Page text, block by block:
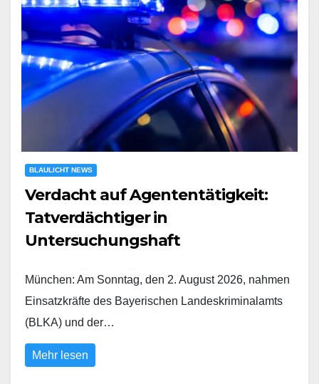
BLAULICHT NEWS
Verdacht auf Agententätigkeit:
Tatverdächtiger in
Untersuchungshaft
München: Am Sonntag, den 2. August 2026, nahmen
Einsatzkräfte des Bayerischen Landeskriminalamts
(BLKA) und der…
Mehr lesen